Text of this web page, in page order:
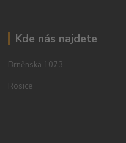
Kde nás najdete
Brněnská 1073
Rosice